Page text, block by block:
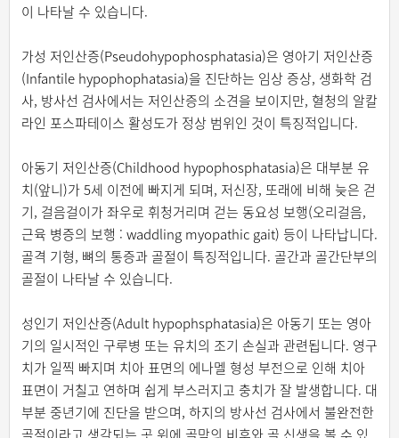
이 나타날 수 있습니다.
가성 저인산증(Pseudohypophosphatasia)은 영아기 저인산증
(Infantile hypophophatasia)을 진단하는 임상 증상, 생화학 검
사, 방사선 검사에서는 저인산증의 소견을 보이지만, 혈청의 알칼
라인 포스파테이스 활성도가 정상 범위인 것이 특징적입니다.
아동기 저인산증(Childhood hypophosphatasia)은 대부분 유
치(앞니)가 5세 이전에 빠지게 되며, 저신장, 또래에 비해 늦은 걷
기, 걸음걸이가 좌우로 휘청거리며 걷는 동요성 보행(오리걸음,
근육 병증의 보행 : waddling myopathic gait) 등이 나타납니다.
골격 기형, 뼈의 통증과 골절이 특징적입니다. 골간과 골간단부의
골절이 나타날 수 있습니다.
성인기 저인산증(Adult hypophsphatasia)은 아동기 또는 영아
기의 일시적인 구루병 또는 유치의 조기 손실과 관련됩니다. 영구
치가 일찍 빠지며 치아 표면의 에나멜 형성 부전으로 인해 치아
표면이 거칠고 연하며 쉽게 부스러지고 충치가 잘 발생합니다. 대
부분 중년기에 진단을 받으며, 하지의 방사선 검사에서 불완전한